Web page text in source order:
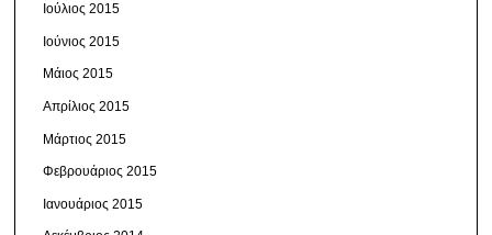
Ιούλιος 2015
Ιούνιος 2015
Μάιος 2015
Απρίλιος 2015
Μάρτιος 2015
Φεβρουάριος 2015
Ιανουάριος 2015